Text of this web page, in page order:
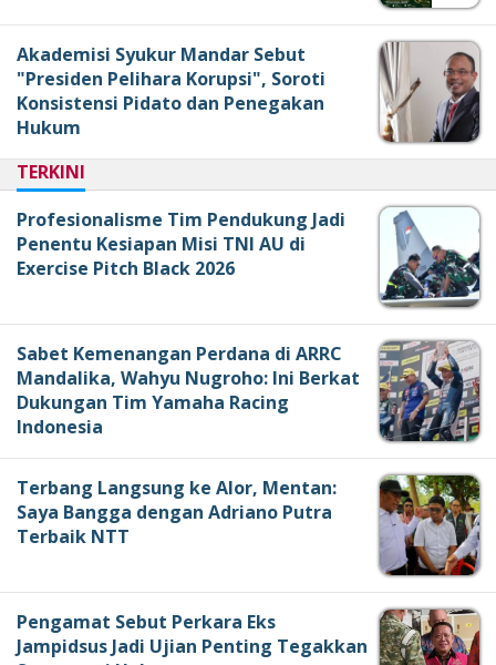
Akademisi Syukur Mandar Sebut
"Presiden Pelihara Korupsi", Soroti
Konsistensi Pidato dan Penegakan
Hukum
TERKINI
Profesionalisme Tim Pendukung Jadi
Penentu Kesiapan Misi TNI AU di
Exercise Pitch Black 2026
Sabet Kemenangan Perdana di ARRC
Mandalika, Wahyu Nugroho: Ini Berkat
Dukungan Tim Yamaha Racing
Indonesia
Terbang Langsung ke Alor, Mentan:
Saya Bangga dengan Adriano Putra
Terbaik NTT
Pengamat Sebut Perkara Eks
Jampidsus Jadi Ujian Penting Tegakkan